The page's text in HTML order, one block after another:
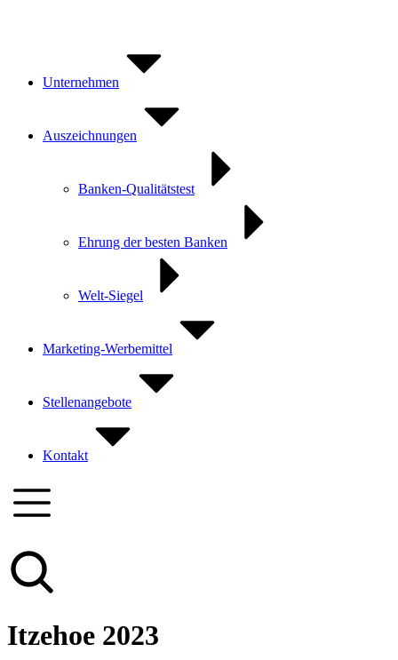
Unternehmen
Auszeichnungen
Banken-Qualitätstest
Ehrung der besten Banken
Welt-Siegel
Marketing-Werbemittel
Stellenangebote
Kontakt
Itzehoe 2023